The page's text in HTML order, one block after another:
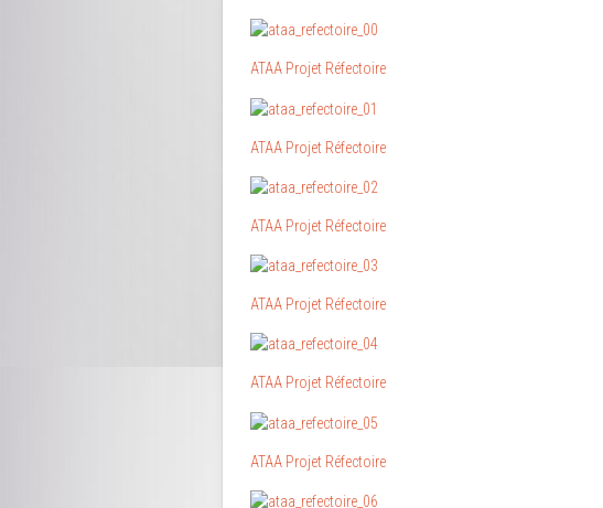
ATAA Projet Réfectoire
ATAA Projet Réfectoire
ATAA Projet Réfectoire
ATAA Projet Réfectoire
ATAA Projet Réfectoire
ATAA Projet Réfectoire